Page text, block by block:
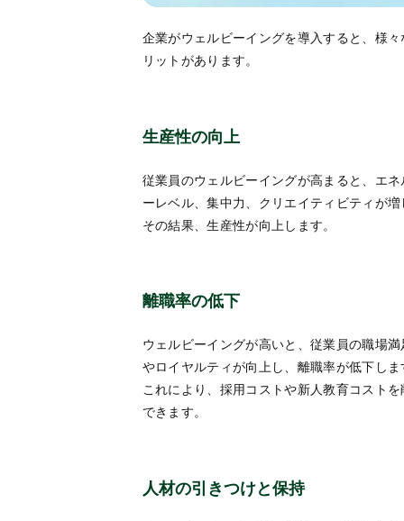
企業がウェルビーイングを導入すると、様々
リットがあります。
生産性の向上
従業員のウェルビーイングが高まると、エネ
ーレベル、集中力、クリエイティビティが増
その結果、生産性が向上します。
離職率の低下
ウェルビーイングが高いと、従業員の職場満
やロイヤルティが向上し、離職率が低下しま
これにより、採用コストや新人教育コストを
できます。
人材の引きつけと保持